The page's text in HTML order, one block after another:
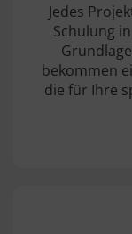
Jedes
Schulung
bekommen
die für Ihre